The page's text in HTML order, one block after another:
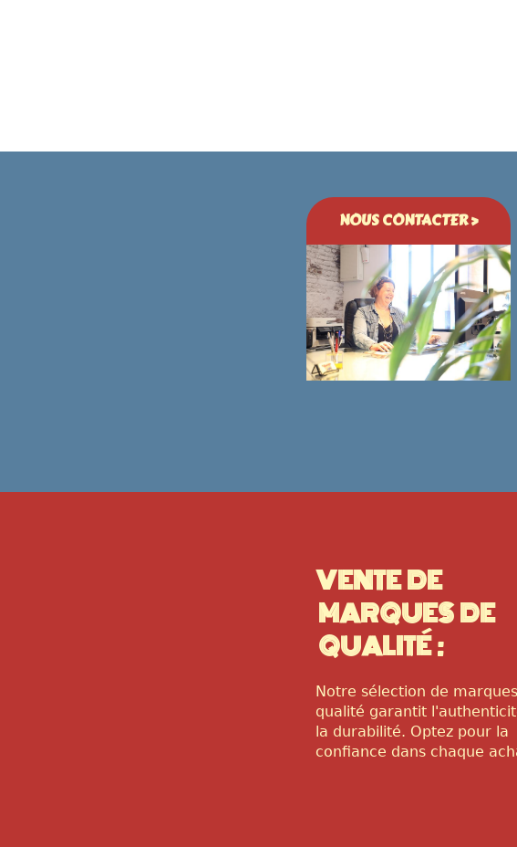
NOUS CONTACTER >
VENTE DE
MARQUES DE
QUALITÉ:
Notre sélection de
qualité garantit
la durabilité. Optez pour la
confiance dans chaque